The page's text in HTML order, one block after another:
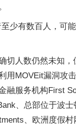
少有数百人，可
切人数仍然未知，
用MOVEit漏洞攻
融服务机构First
、总部位于波
、欧洲度假村